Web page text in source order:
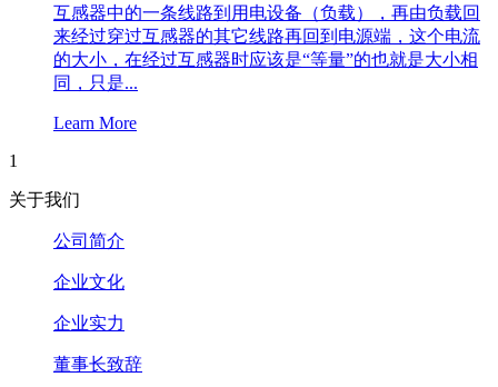
互感器中的一条线路到用电设备（负载），再由负载回
来经过穿过互感器的其它线路再回到电源端，这个电流
的大小，在经过互感器时应该是“等量”的也就是大小相
同，只是...
Learn More
1
关于我们
公司简介
企业文化
企业实力
董事长致辞